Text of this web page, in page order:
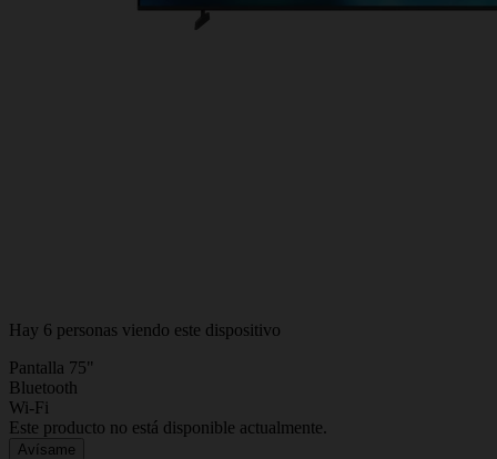
Hay 6 personas viendo este dispositivo
Pantalla 75"
Bluetooth
Wi-Fi
Este producto no está disponible actualmente.
Avísame